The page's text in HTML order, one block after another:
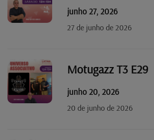
junho 27, 2026
27 de junho de 2026
Motugazz T3 E29
junho 20, 2026
20 de junho de 2026